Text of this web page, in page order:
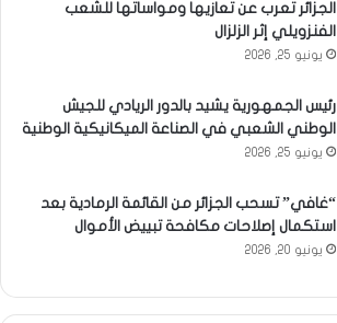
الجزائر تعرب عن تعازيها ومواساتها للشعب
الفنزويلي إثر الزلزال
يونيو 25, 2026
رئيس الجمهورية يشيد بالدور الريادي للجيش
الوطني الشعبي في الصناعة الميكانيكية الوطنية
يونيو 25, 2026
“غافي” تسحب الجزائر من القائمة الرمادية بعد
استكمال إصلاحات مكافحة تبييض الأموال
يونيو 20, 2026